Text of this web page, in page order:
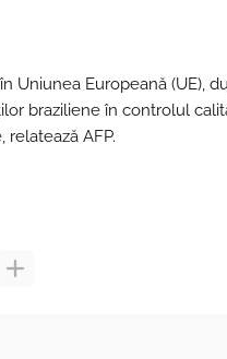
Uniunea Europeană (UE),
braziliene în controlul
AFP.